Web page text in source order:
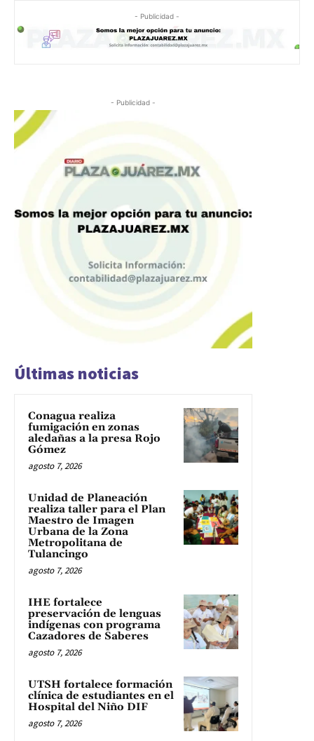
- Publicidad -
- Publicidad -
Últimas noticias
Conagua realiza
fumigación en zonas
aledañas a la presa Rojo
Gómez
agosto 7, 2026
Unidad de Planeación
realiza taller para el Plan
Maestro de Imagen
Urbana de la Zona
Metropolitana de
Tulancingo
agosto 7, 2026
IHE fortalece
preservación de lenguas
indígenas con programa
Cazadores de Saberes
agosto 7, 2026
UTSH fortalece formación
clínica de estudiantes en el
Hospital del Niño DIF
agosto 7, 2026